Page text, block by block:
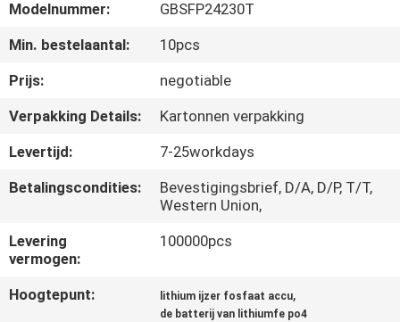
NEEM
CONTACT
MET
ONS
OP
NIEUWS
VRAAG
Modelnummer:
GBSFP24230T
Min. bestelaantal:
10pcs
Prijs:
negotiable
Verpakking Details:
Kartonnen verpakking
Levertijd:
7-25workdays
Betalingscondities:
Bevestigingsbrief, D/A, D/P, T/T,
Western Union,
Levering
vermogen:
100000pcs
Hoogtepunt: lithium ijzer fosfaat accu,
de batterij van lithiumfe po4